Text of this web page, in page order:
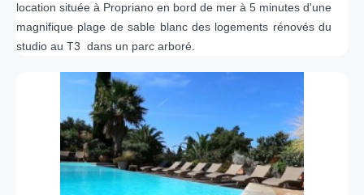
location située à Propriano en bord de mer à 5 minutes d'une
magnifique plage de sable blanc des logements rénovés du
studio au T3 dans un parc arboré.